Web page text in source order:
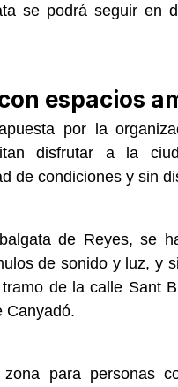
se podrá seguir en
espacios
por la
disfrutar a la
de condiciones y sin
de Reyes, se
de sonido y luz, y
de la calle Sant
Canyadó.
para personas